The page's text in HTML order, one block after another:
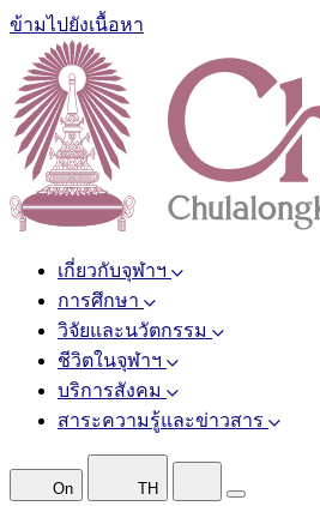
ข้ามไปยังเนื้อหา
เกี่ยวกับจุฬาฯ
การศึกษา
วิจัยและนวัตกรรม
ชีวิตในจุฬาฯ
บริการสังคม
สาระความรู้และข่าวสาร
On TH